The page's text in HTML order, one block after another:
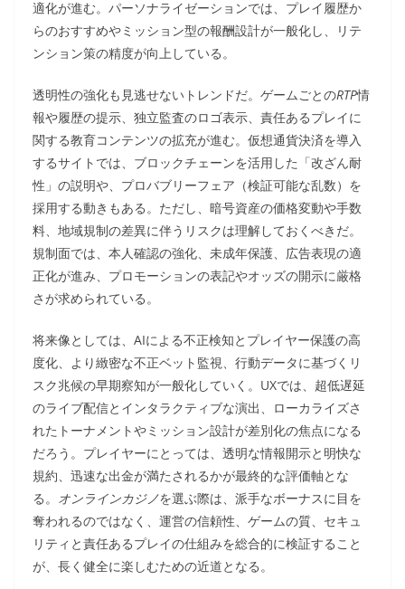
適化が進む。パーソナライゼーションでは、プレイ履歴か
らのおすすめやミッション型の報酬設計が一般化し、リテ
ンション策の精度が向上している。
透明性の強化も見逃せないトレンドだ。ゲームごとのRTP情
報や履歴の提示、独立監査のロゴ表示、責任あるプレイに
関する教育コンテンツの拡充が進む。仮想通貨決済を導入
するサイトでは、ブロックチェーンを活用した「改ざん耐
性」の説明や、プロバブリーフェア（検証可能な乱数）を
採用する動きもある。ただし、暗号資産の価格変動や手数
料、地域規制の差異に伴うリスクは理解しておくべきだ。
規制面では、本人確認の強化、未成年保護、広告表現の適
正化が進み、プロモーションの表記やオッズの開示に厳格
さが求められている。
将来像としては、AIによる不正検知とプレイヤー保護の高
度化、より緻密な不正ベット監視、行動データに基づくリ
スク兆候の早期察知が一般化していく。UXでは、超低遅延
のライブ配信とインタラクティブな演出、ローカライズさ
れたトーナメントやミッション設計が差別化の焦点になる
だろう。プレイヤーにとっては、透明な情報開示と明快な
規約、迅速な出金が満たされるかが最終的な評価軸とな
る。 オンラインカジノを選ぶ際は、派手なボーナスに目を
奪われるのではなく、運営の信頼性、ゲームの質、セキュ
リティと責任あるプレイの仕組みを総合的に検証すること
が、長く健全に楽しむための近道となる。